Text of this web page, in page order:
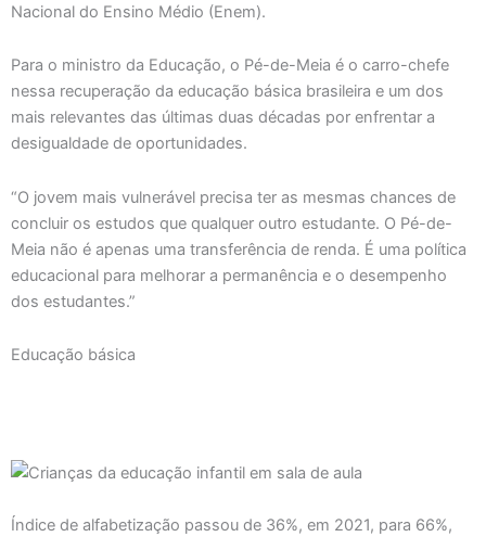
Nacional do Ensino Médio (Enem).
Para o ministro da Educação, o Pé-de-Meia é o carro-chefe
nessa recuperação da educação básica brasileira e um dos
mais relevantes das últimas duas décadas por enfrentar a
desigualdade de oportunidades.
“O jovem mais vulnerável precisa ter as mesmas chances de
concluir os estudos que qualquer outro estudante. O Pé-de-
Meia não é apenas uma transferência de renda. É uma política
educacional para melhorar a permanência e o desempenho
dos estudantes.”
Educação básica
Índice de alfabetização passou de 36%, em 2021, para 66%,